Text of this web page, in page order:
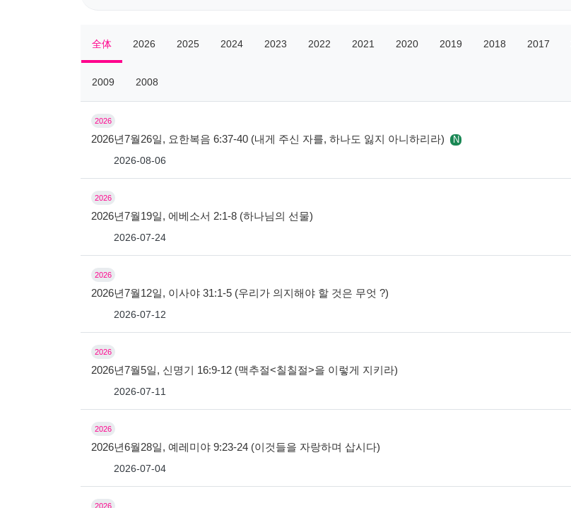
全体 2026 2025 2024 2023 2022 2021 2020 2019 2018 2017
2009 2008
2026
2026년7월26일, 요한복음 6:37-40 (내게 주신 자를, 하나도 잃지 아니하리라) N
2026-08-06
2026
2026년7월19일, 에베소서 2:1-8 (하나님의 선물)
2026-07-24
2026
2026년7월12일, 이사야 31:1-5 (우리가 의지해야 할 것은 무엇 ?)
2026-07-12
2026
2026년7월5일, 신명기 16:9-12 (맥추절<칠칠절>을 이렇게 지키라)
2026-07-11
2026
2026년6월28일, 예레미야 9:23-24 (이것들을 자랑하며 삽시다)
2026-07-04
2026